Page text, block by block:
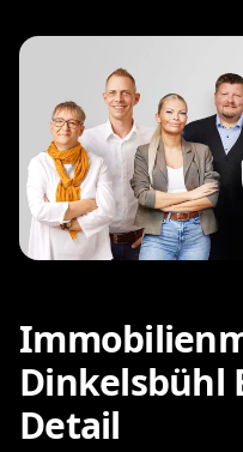
Dinkelsbühl
Detail